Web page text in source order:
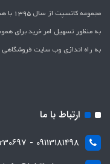
به منظور تسهیل امر خرید برای
به راه اندازی وب سایت فروشگاهی
ارتباط با ما
09113181498 - 01341230697